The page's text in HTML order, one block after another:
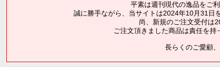
平素は週刊現代の逸品をご
誠に勝手ながら、当サイトは2024年10月31日
尚、新規のご注文受付は
ご注文頂きました商品は責任を
長らくのご愛顧